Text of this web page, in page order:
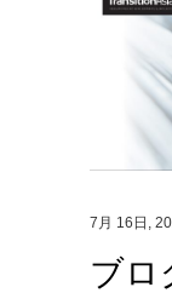
7月 16日,
ブロ